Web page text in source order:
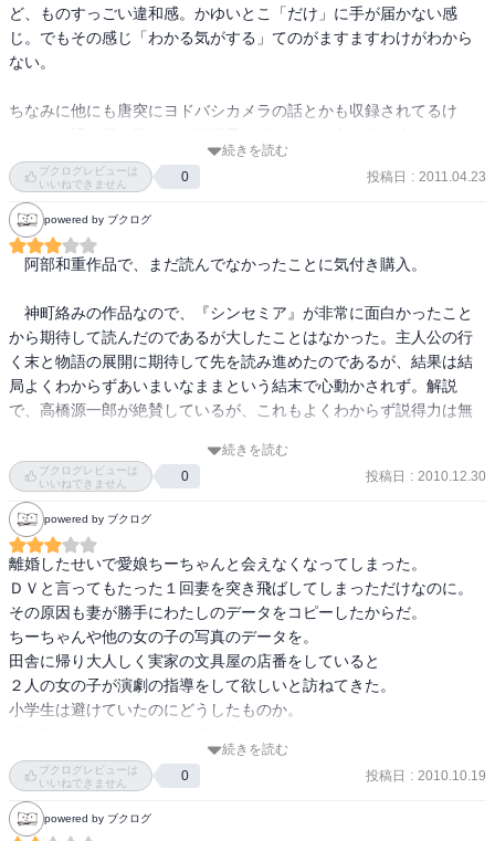
ど、ものすっごい違和感。かゆいとこ「だけ」に手が届かない感
じ。でもその感じ「わかる気がする」てのがますますわけがわから
ない。
ちなみに他にも唐突にヨドバシカメラの話とかも収録されてるけ
た。
続きを読む
ブクログレビューは
いいねできません
0 投稿日 : 2011.04.23
powered by ブクログ
阿部和重作品で、まだ読んでなかったことに気付き購入。
神町絡みの作品なので、『シンセミア』が非常に面白かったこと
から期待して読んだのであるが大したことはなかった。主人公の行
く末と物語の展開に期待して先を読み進めたのであるが、結果は結
局よくわからずあいまいなままという結末で心動かされず。解説
で、高橋源一郎が絶賛しているが、これもよくわからず説得力は無
神町を舞台にした話が出てくるので、神町に絡んだ他の作品を再
読してみたいとは思うが、今すぐに！というほどの力は無し。
続きを読む
ブクログレビューは
いいねできません
0 投稿日 : 2010.12.30
powered by ブクログ
離婚したせいで愛娘ちーちゃんと会えなくなってしまった。
ＤＶと言ってもたった１回妻を突き飛ばしてしまっただけなのに。
その原因も妻が勝手にわたしのデータをコピーしたからだ。
ちーちゃんや他の女の子の写真のデータを。
田舎に帰り大人しく実家の文具屋の店番をしていると
２人の女の子が演劇の指導をして欲しいと訪ねてきた。
小学生は避けていたのにどうしたものか。
装丁：スタジオ・エス・アンド・ディー　装画：さわのりょーた
どこか壊れている。自分のしたことが社会的にどう見られるか
わかっているのに抑えきれないのは自己愛なのか。
続きを読む
ブクログレビューは
いいねできません
0 投稿日 : 2010.10.19
powered by ブクログ